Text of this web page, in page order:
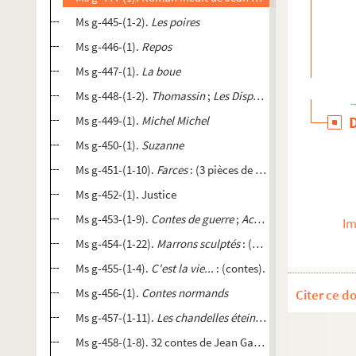
Ms g-445-(1-2). Les poires
Ms g-446-(1). Repos
Ms g-447-(1). La boue
Ms g-448-(1-2). Thomassin; Les Disprosopes
Ms g-449-(1). Michel Michel
Ms g-450-(1). Suzanne
Ms g-451-(1-10). Farces: (3 pièces de théâtre).
Ms g-452-(1). Justice
Ms g-453-(1-9). Contes de guerre; Achille Petitgrand
:
Ms g-454-(1-22). Marrons sculptés: (contes).
Ms g-455-(1-4). C'est la vie... : (contes).
Ms g-456-(1). Contes normands
Ms g-457-(1-11). Les chandelles éteintes
Ms g-458-(1-8). 32 contes de Jean Gaument et Camille Cé
Citer ce